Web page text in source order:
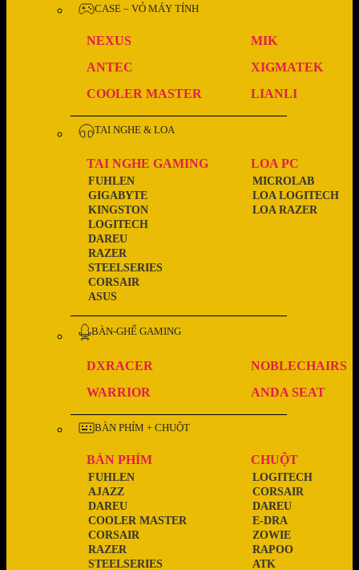
CASE – VỎ MÁY TÍNH
NEXUS
MIK
ANTEC
XIGMATEK
COOLER MASTER
LIANLI
TAI NGHE & LOA
TAI NGHE GAMING
ASUS
CORSAIR
STEELSERIES
RAZER
DAREU
LOGITECH
KINGSTON
GIGABYTE
FUHLEN
LOA PC
LOA RAZER
LOA LOGITECH
MICROLAB
BÀN-GHẾ GAMING
DXRACER
NOBLECHAIRS
WARRIOR
ANDA SEAT
BÀN PHÍM + CHUỘT
BÀN PHÍM
STEELSERIES
RAZER
CORSAIR
COOLER MASTER
DAREU
AJAZZ
FUHLEN
CHUỘT
ATK
RAPOO
ZOWIE
E-DRA
DAREU
CORSAIR
LOGITECH